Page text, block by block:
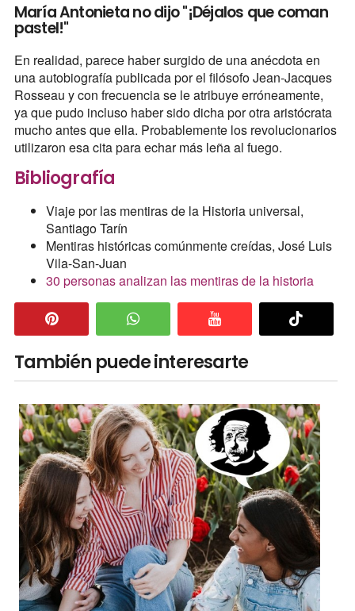
María Antonieta no dijo "¡Déjalos que coman
pastel!"
En realidad, parece haber surgido de una anécdota en
una autobiografía publicada por el filósofo Jean-Jacques
Rosseau y con frecuencia se le atribuye erróneamente,
ya que pudo incluso haber sido dicha por otra aristócrata
mucho antes que ella. Probablemente los revolucionarios
utilizaron esa cita para echar más leña al fuego.
Bibliografía
Viaje por las mentiras de la Historia universal,
Santiago Tarín
Mentiras históricas comúnmente creídas, José Luis
Vila-San-Juan
30 personas analizan las mentiras de la historia
También puede interesarte